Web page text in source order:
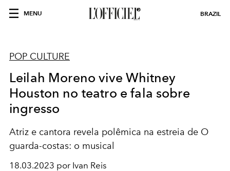
MENU BRAZIL
POP CULTURE
Leilah Moreno vive Whitney
Houston no teatro e fala sobre
ingresso
Atriz e cantora revela polêmica na estreia de O
guarda-costas: o musical
18.03.2023 por Ivan Reis